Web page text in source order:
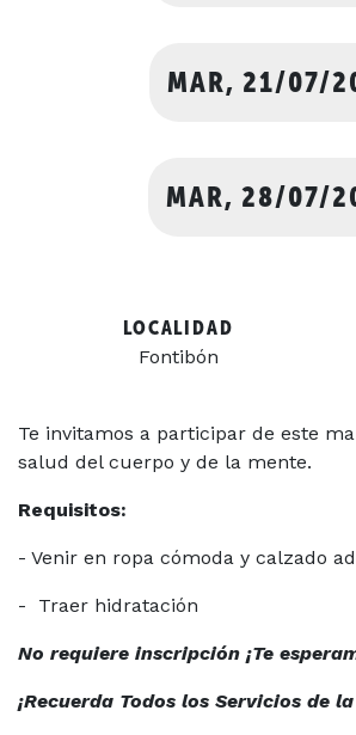
MAR, 21/07/
MAR, 28/07/
LOCALIDAD
Fontibón
Te invitamos a participar de este
salud del cuerpo y de la mente.
Requisitos:
- Venir en ropa cómoda y calzado
- Traer hidratación
No requiere inscripción ¡Te
¡Recuerda Todos los Servicios de